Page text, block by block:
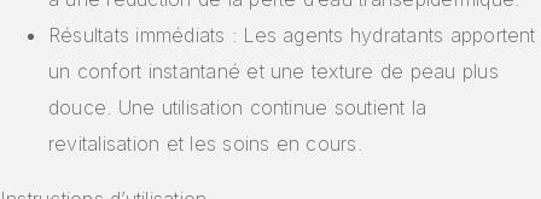
Résultats immédiats : Les agents hydratants apportent
un confort instantané et une texture de peau plus
douce. Une utilisation continue soutient la
revitalisation et les soins en cours.